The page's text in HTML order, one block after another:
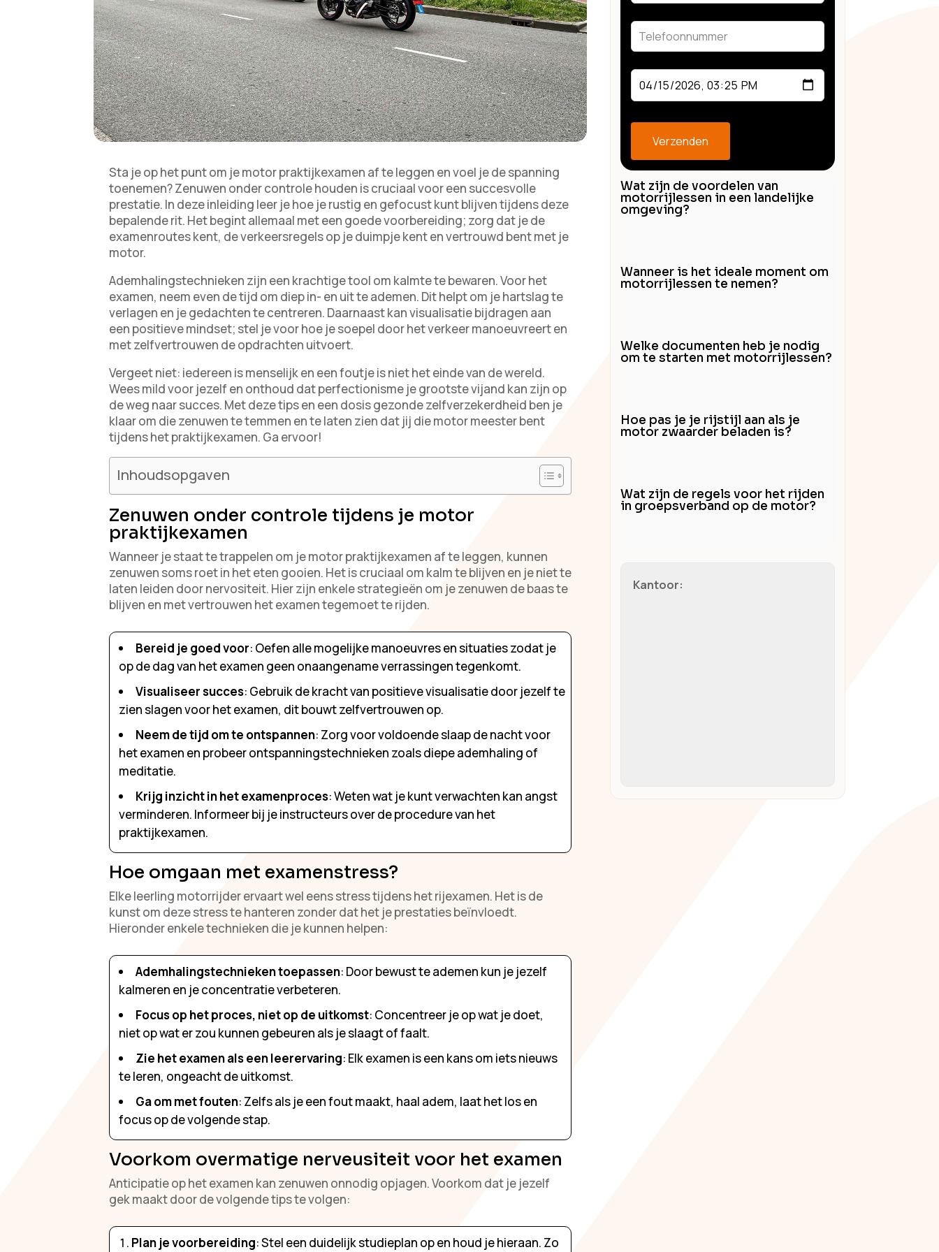
Sta je op het punt om je motor praktijkexamen af te leggen en voel je de spanning
toenemen? Zenuwen onder controle houden is cruciaal voor een succesvolle
prestatie. In deze inleiding leer je hoe je rustig en gefocust kunt blijven tijdens deze
bepalende rit. Het begint allemaal met een goede voorbereiding; zorg dat je de
examenroutes kent, de verkeersregels op je duimpje kent en vertrouwd bent met je
motor.
Ademhalingstechnieken zijn een krachtige tool om kalmte te bewaren. Voor het
examen, neem even de tijd om diep in- en uit te ademen. Dit helpt om je hartslag te
verlagen en je gedachten te centreren. Daarnaast kan visualisatie bijdragen aan
een positieve mindset; stel je voor hoe je soepel door het verkeer manoeuvreert en
met zelfvertrouwen de opdrachten uitvoert.
Vergeet niet: iedereen is menselijk en een foutje is niet het einde van de wereld.
Wees mild voor jezelf en onthoud dat perfectionisme je grootste vijand kan zijn op
de weg naar succes. Met deze tips en een dosis gezonde zelfverzekerdheid ben je
klaar om die zenuwen te temmen en te laten zien dat jij die motor meester bent
tijdens het praktijkexamen. Ga ervoor!
Inhoudsopgaven
Zenuwen onder controle tijdens je motor
praktijkexamen
Wanneer je staat te trappelen om je motor praktijkexamen af te leggen, kunnen
zenuwen soms roet in het eten gooien. Het is cruciaal om kalm te blijven en je niet te
laten leiden door nervositeit. Hier zijn enkele strategieën om je zenuwen de baas te
blijven en met vertrouwen het examen tegemoet te rijden.
Bereid je goed voor: Oefen alle mogelijke manoeuvres en situaties zodat je
op de dag van het examen geen onaangename verrassingen tegenkomt.
Visualiseer succes: Gebruik de kracht van positieve visualisatie door jezelf te
zien slagen voor het examen, dit bouwt zelfvertrouwen op.
Neem de tijd om te ontspannen: Zorg voor voldoende slaap de nacht voor
het examen en probeer ontspanningstechnieken zoals diepe ademhaling of
meditatie.
Krijg inzicht in het examenproces: Weten wat je kunt verwachten kan angst
verminderen. Informeer bij je instructeurs over de procedure van het
praktijkexamen.
Hoe omgaan met examenstress?
Elke leerling motorrijder ervaart wel eens stress tijdens het rijexamen. Het is de
kunst om deze stress te hanteren zonder dat het je prestaties beïnvloedt.
Hieronder enkele technieken die je kunnen helpen:
Ademhalingstechnieken toepassen: Door bewust te ademen kun je jezelf
kalmeren en je concentratie verbeteren.
Focus op het proces, niet op de uitkomst: Concentreer je op wat je doet,
niet op wat er zou kunnen gebeuren als je slaagt of faalt.
Zie het examen als een leerervaring: Elk examen is een kans om iets nieuws
te leren, ongeacht de uitkomst.
Ga om met fouten: Zelfs als je een fout maakt, haal adem, laat het los en
focus op de volgende stap.
Voorkom overmatige nerveusiteit voor het examen
Anticipatie op het examen kan zenuwen onnodig opjagen. Voorkom dat je jezelf
gek maakt door de volgende tips te volgen:
Plan je voorbereiding: Stel een duidelijk studieplan op en houd je hieraan. Zo
field
blank
Verzenden
Wat zijn de voordelen van
motorrijlessen in een landelijke
omgeving?
Wanneer is het ideale moment om
motorrijlessen te nemen?
Welke documenten heb je nodig
om te starten met motorrijlessen?
Hoe pas je je rijstijl aan als je
motor zwaarder beladen is?
Wat zijn de regels voor het rijden
in groepsverband op de motor?
Kantoor: